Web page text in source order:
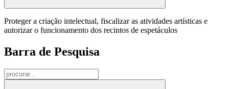
Proteger a criação intelectual, fiscalizar as atividades artísticas e
autorizar o funcionamento dos recintos de espetáculos
Barra de Pesquisa